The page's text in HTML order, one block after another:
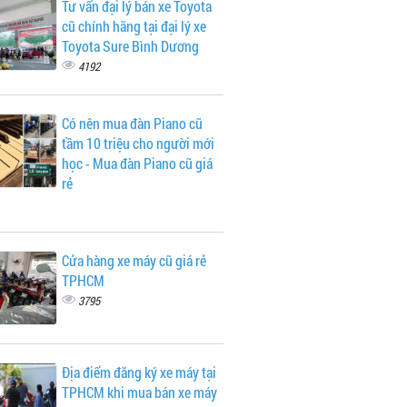
Tư vấn đại lý bán xe Toyota
cũ chính hãng tại đại lý xe
Toyota Sure Bình Dương
4192
Có nên mua đàn Piano cũ
tầm 10 triệu cho người mới
học - Mua đàn Piano cũ giá
rẻ
Cửa hàng xe máy cũ giá rẻ
TPHCM
3795
Địa điểm đăng ký xe máy tại
TPHCM khi mua bán xe máy